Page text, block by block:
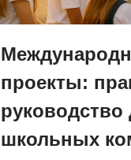
проекты:
руководство
школьных